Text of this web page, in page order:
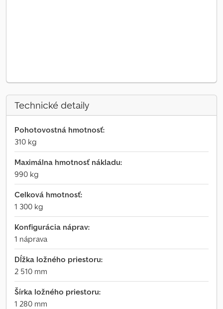
Technické detaily
Pohotovostná hmotnosť:
310 kg
Maximálna hmotnosť nákladu:
990 kg
Celková hmotnosť:
1 300 kg
Konfigurácia náprav:
1 náprava
Dĺžka ložného priestoru:
2 510 mm
Šírka ložného priestoru:
1 280 mm